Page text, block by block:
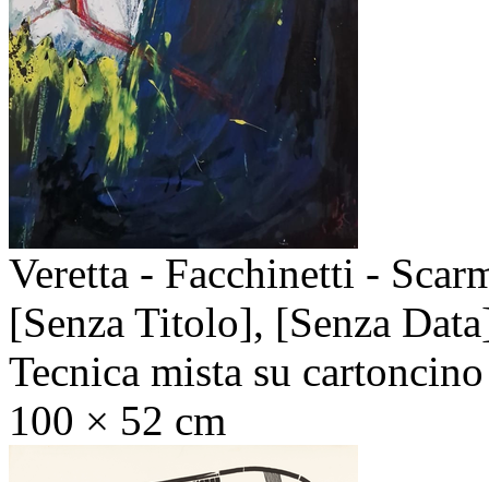
Veretta - Facchinetti -
[Senza Titolo], [Senza
Tecnica mista su cartoncino
100 × 52 cm